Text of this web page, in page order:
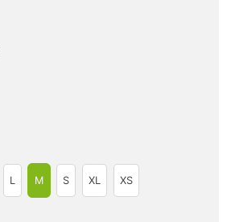
L M S XL XS